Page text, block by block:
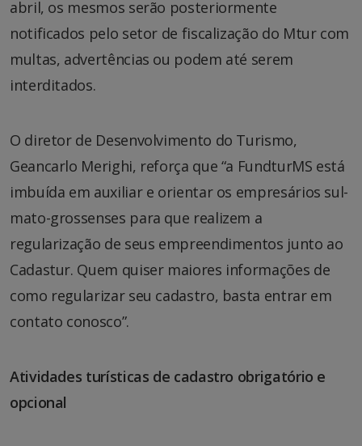
abril, os mesmos serão posteriormente
notificados pelo setor de fiscalização do Mtur com
multas, advertências ou podem até serem
interditados.
O diretor de Desenvolvimento do Turismo,
Geancarlo Merighi, reforça que “a FundturMS está
imbuída em auxiliar e orientar os empresários sul-
mato-grossenses para que realizem a
regularização de seus empreendimentos junto ao
Cadastur. Quem quiser maiores informações de
como regularizar seu cadastro, basta entrar em
contato conosco”.
Atividades turísticas de cadastro obrigatório e
opcional